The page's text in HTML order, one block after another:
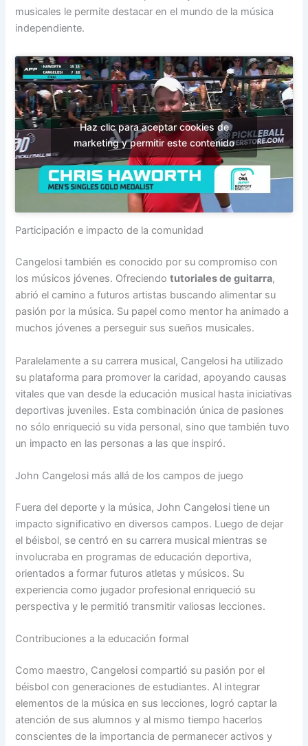
musicales le permite destacar en el mundo de la música
independiente.
Haz clic para aceptar cookies de
marketing y permitir este contenido
Participación e impacto de la comunidad
Cangelosi también es conocido por su compromiso con
los músicos jóvenes. Ofreciendotutoriales de guitarra,
abrió el camino a futuros artistas buscando alimentar su
pasión por la música. Su papel como mentor ha animado a
muchos jóvenes a perseguir sus sueños musicales.
Paralelamente a su carrera musical, Cangelosi ha utilizado
su plataforma para promover la caridad, apoyando causas
vitales que van desde la educación musical hasta iniciativas
deportivas juveniles. Esta combinación única de pasiones
no sólo enriqueció su vida personal, sino que también tuvo
un impacto en las personas a las que inspiró.
John Cangelosi más allá de los campos de juego
Fuera del deporte y la música, John Cangelosi tiene un
impacto significativo en diversos campos. Luego de dejar
el béisbol, se centró en su carrera musical mientras se
involucraba en programas de educación deportiva,
orientados a formar futuros atletas y músicos. Su
experiencia como jugador profesional enriqueció su
perspectiva y le permitió transmitir valiosas lecciones.
Contribuciones a la educación formal
Como maestro, Cangelosi compartió su pasión por el
béisbol con generaciones de estudiantes. Al integrar
elementos de la música en sus lecciones, logró captar la
atención de sus alumnos y al mismo tiempo hacerlos
conscientes de la importancia de permanecer activos y